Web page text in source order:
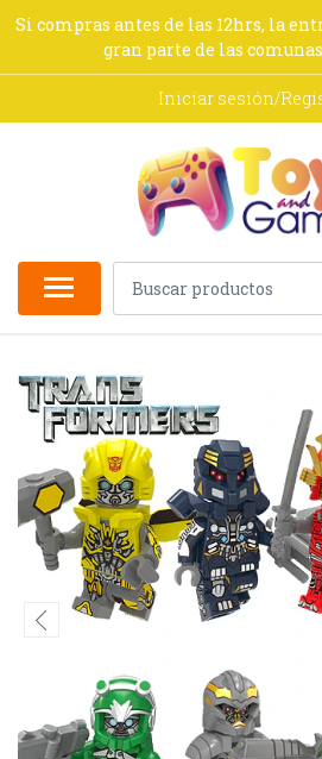
Si compras antes de las 12hrs, la
gran parte de las
Iniciar sesión/